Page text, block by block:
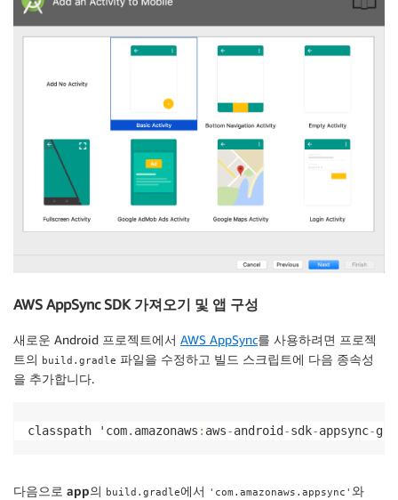
AWS AppSync SDK 가져오기 및 앱 구성
새로운 Android 프로젝트에서 AWS AppSync를 사용하려면 프로젝
트의 build.gradle 파일을 수정하고 빌드 스크립트에 다음 종속성
을 추가합니다.
classpath 'com. amazonaws : aws-android -sdk-appsync-
다음으로 app의 build.gradle에서 'com.amazonaws.appsync' 와